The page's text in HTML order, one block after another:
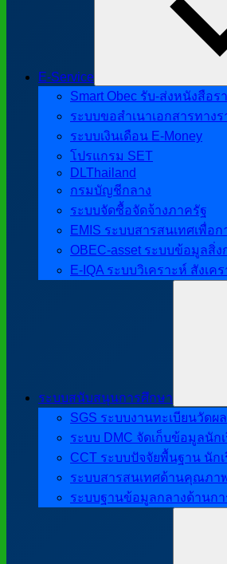
E-Service
Smart Obec รับ-ส่งหนังสือร
ระบบขอสำเนาเอกสารทาง
ระบบเงินเดือน E-Money
โปรแกรม SET
DLThailand
กรมบัญชีกลาง
ระบบจัดซื้อจัดจ้างภาครัฐ
EMIS ระบบสารสนเทศเพื่อ
OBEC-asset ระบบข้อมูลสิ่ง
E-IQA ระบบวิเคราะห์ สังเค
ระบบสนับสนุนการศึกษา
SGS ระบบงานทะเบียนวัดผล
ระบบ DMC จัดเก็บข้อมูลนัก
CCT ระบบปัจจัยพื้นฐาน นัก
ระบบสารสนเทศด้านคุณภา
ระบบฐานข้อมูลกลางด้านก